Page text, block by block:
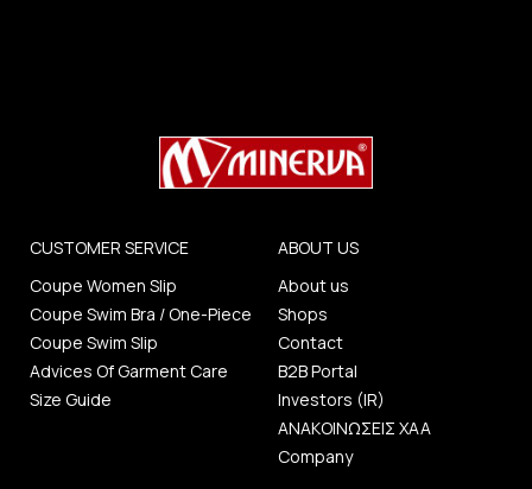
CUSTOMER SERVICE
Coupe Women Slip
Coupe Swim Bra / One-Piece
Coupe Swim Slip
Advices Of Garment Care
Size Guide
ABOUT US
About us
Shops
Contact
B2B Portal
Investors (IR)
ΑΝΑΚΟΙΝΩΣΕΙΣ ΧΑΑ
Company